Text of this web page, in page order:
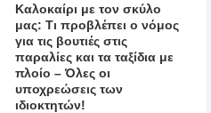
Καλοκαίρι με τον σκύλο
μας: Τι προβλέπει ο νόμος
για τις βουτιές στις
παραλίες και τα ταξίδια με
πλοίο – Όλες οι
υποχρεώσεις των
ιδιοκτητών!